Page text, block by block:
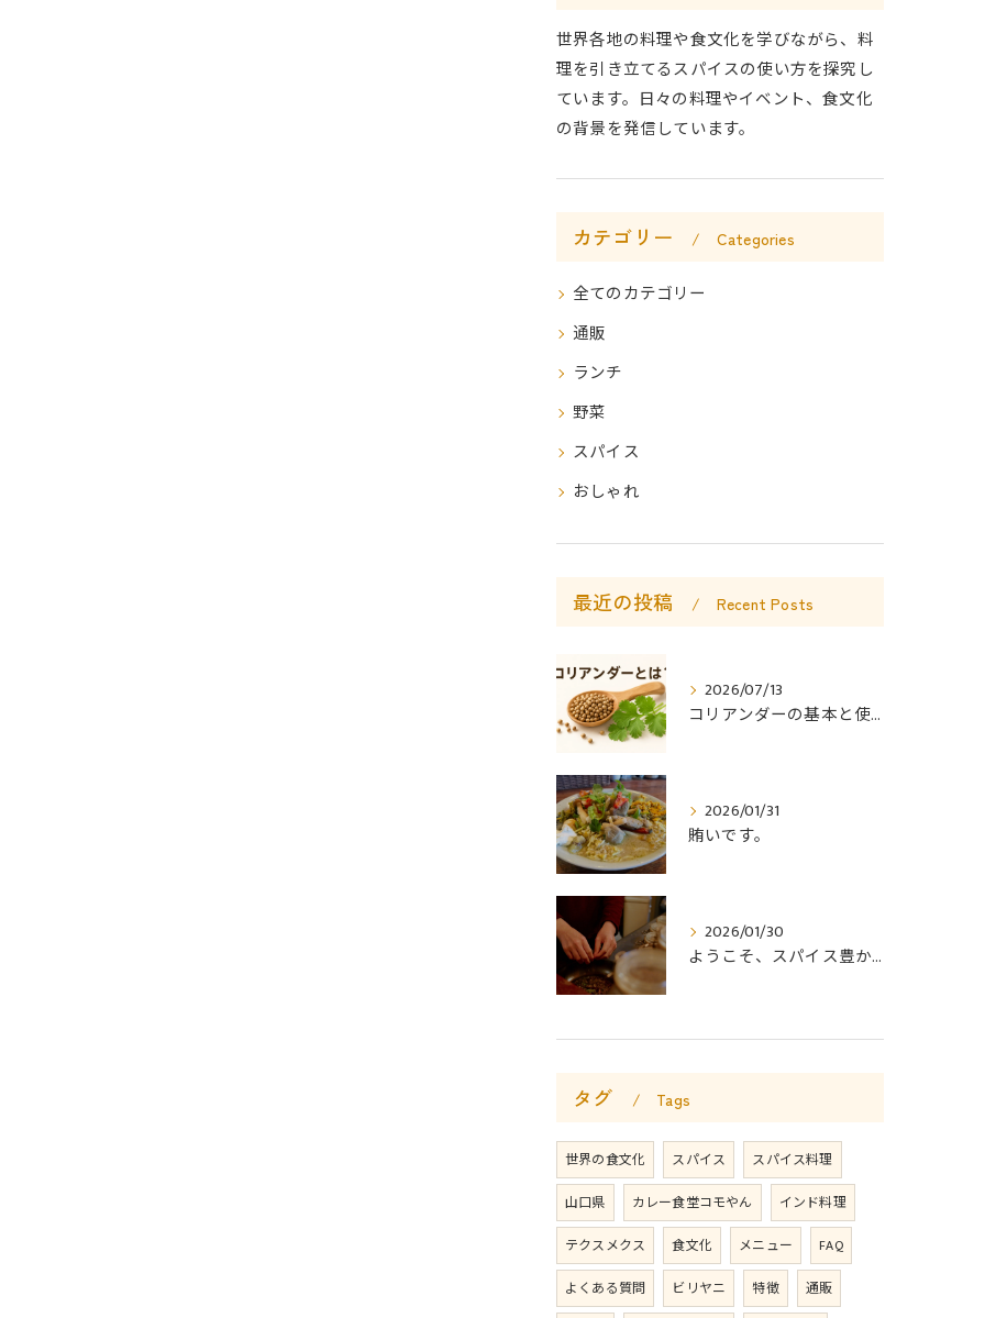
世界各地の料理や食文化を学びながら、料
理を引き立てるスパイスの使い方を探究し
ています。日々の料理やイベント、食文化
の背景を発信しています。
カテゴリー Categories
全てのカテゴリー
通販
ランチ
野菜
スパイス
おしゃれ
最近の投稿 Recent Posts
2026/07/13
コリアンダーの基本と使い方
2026/01/31
賄いです。
2026/01/30
ようこそ、スパイス豊かなカレー食堂コモやんへ。
タグ Tags
世界の食文化 スパイス
スパイス料理
山口県
カレー食堂コモやん
インド料理
テクスメクス
食文化 メニュー
FAQ
よくある質問
ビリヤニ 特徴 通販